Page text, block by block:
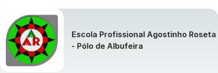
Escola Profissional Agostinho Roseta
- Pólo de Albufeira